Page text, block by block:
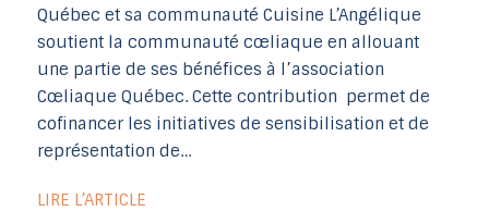
Québec et sa communauté Cuisine L’Angélique
soutient la communauté cœliaque en allouant
une partie de ses bénéfices à l’association
Cœliaque Québec. Cette contribution permet de
cofinancer les initiatives de sensibilisation et de
représentation de…
LIRE L’ARTICLE